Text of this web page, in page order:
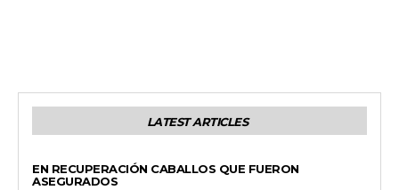
LATEST ARTICLES
EN RECUPERACIÓN CABALLOS QUE FUERON
ASEGURADOS